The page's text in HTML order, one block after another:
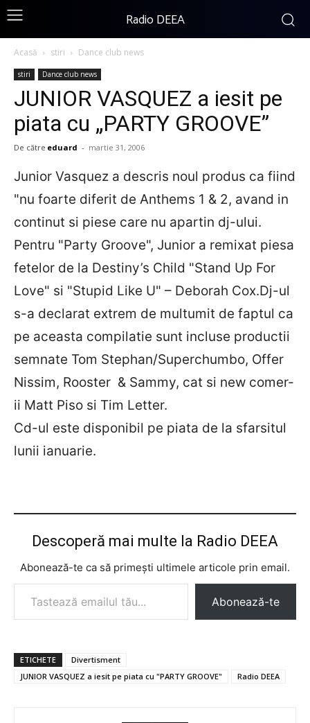
Radio DEEA
Acasă stiri Dance club news
stiri Dance club news
JUNIOR VASQUEZ a iesit pe
piata cu „PARTY GROOVE”
De către eduard - martie 31, 2006
Junior Vasquez a descris noul produs ca fiind
"nu foarte diferit de Anthems 1 & 2, avand in
continut si piese care nu apartin dj-ului.
Pentru "Party Groove", Junior a remixat piesa
fetelor de la Destiny’s Child "Stand Up For
Love" si "Stupid Like U" – Deborah Cox.Dj-ul
s-a declarat extrem de multumit de faptul ca
pe aceasta compilatie sunt incluse productii
semnate Tom Stephan/Superchumbo, Offer
Nissim, Rooster & Sammy, cat si new comer-
ii Matt Piso si Tim Letter.
Cd-ul este disponibil pe piata de la sfarsitul
lunii ianuarie.
Descoperă mai multe la Radio DEEA
Abonează-te ca să primești ultimele articole prin email.
Tastează emailul tău...
Abonează-te
ETICHETE
Divertisment
JUNIOR VASQUEZ a iesit pe piata cu "PARTY GROOVE"
Radio DEEA